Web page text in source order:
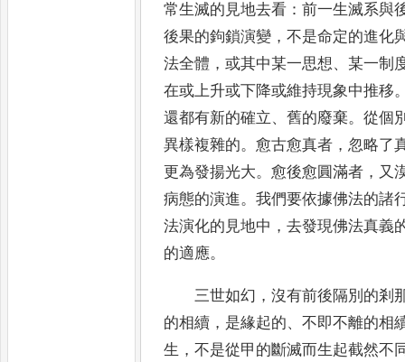
常生滅的見地去看 ：前一生滅系與
後果的鉤鎖演變 ，不是命定的進化
法全體 ，或其中某一思想、某一制
在或上升或下降或維持現象中推移
還都有新的確立、舊的廢棄。從個
異樣複雜的。愈古愈真者 ，忽略了
更為發揚光大。愈後愈圓滿者 ， 又
病態的演進。我們要依據佛法的諸
法演化的見地中 ，去發現佛法真義
的適應。
三世如幻 ，沒有前後隔別的剎
的相續 ， 是緣起的、不即不離的相
生 ，不是從甲的斷滅而生起截然不